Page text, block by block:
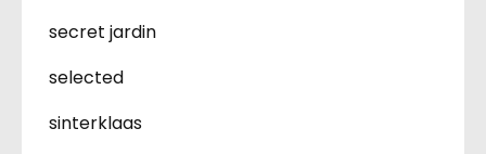
secret jardin
selected
sinterklaas